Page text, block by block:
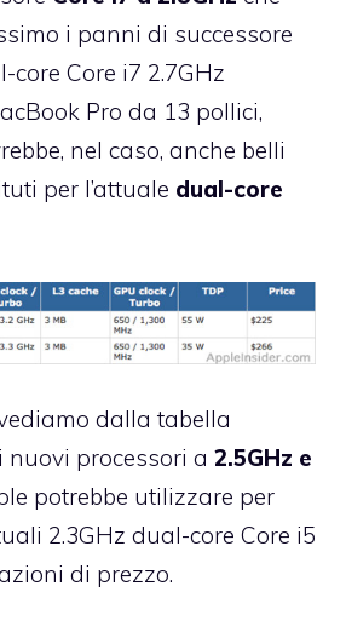
i panni di successore
core Core i7 2.7GHz
Pro da 13 pollici,
nel caso, anche belli
per l’attuale dual-core
dalla tabella
processori a 2.5GHz e
potrebbe utilizzare per
2.3GHz dual-core Core i5
di prezzo.